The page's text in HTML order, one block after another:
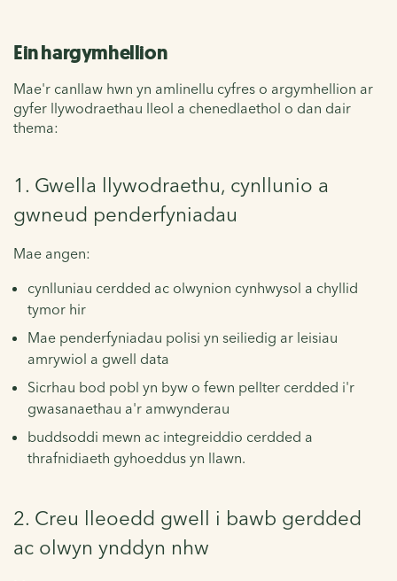
Ein hargymhellion
Mae'r canllaw hwn yn amlinellu cyfres o argymhellion ar
gyfer llywodraethau lleol a chenedlaethol o dan dair
thema:
1. Gwella llywodraethu, cynllunio a
gwneud penderfyniadau
Mae angen:
cynlluniau cerdded ac olwynion cynhwysol a chyllid
tymor hir
Mae penderfyniadau polisi yn seiliedig ar leisiau
amrywiol a gwell data
Sicrhau bod pobl yn byw o fewn pellter cerdded i'r
gwasanaethau a'r amwynderau
buddsoddi mewn ac integreiddio cerdded a
thrafnidiaeth gyhoeddus yn llawn.
2. Creu lleoedd gwell i bawb gerdded
ac olwyn ynddyn nhw